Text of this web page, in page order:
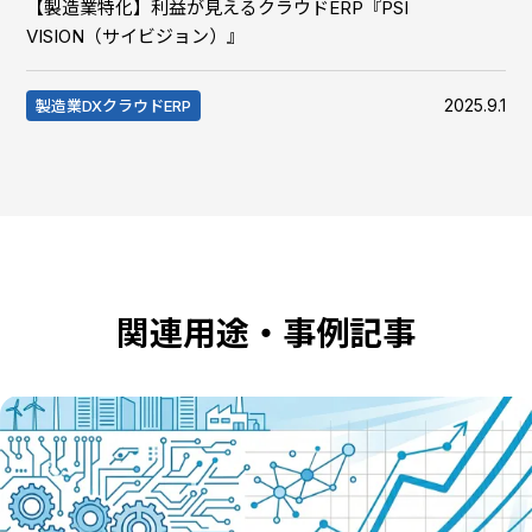
【製造業特化】利益が見えるクラウドERP『PSI
VISION（サイビジョン）』
製造業DXクラウドERP 2025.9.1
関連用途・事例記事